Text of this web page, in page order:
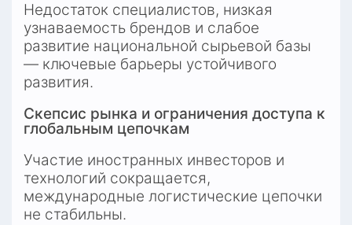
Недостаток специалистов, низкая
узнаваемость брендов и слабое
развитие национальной сырьевой базы
— ключевые барьеры устойчивого
развития.
Скепсис рынка и ограничения доступа к
глобальным цепочкам
Участие иностранных инвесторов и
технологий сокращается,
международные логистические цепочки
не стабильны.